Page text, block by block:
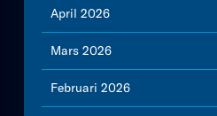
April 2026
Mars 2026
Februari 2026